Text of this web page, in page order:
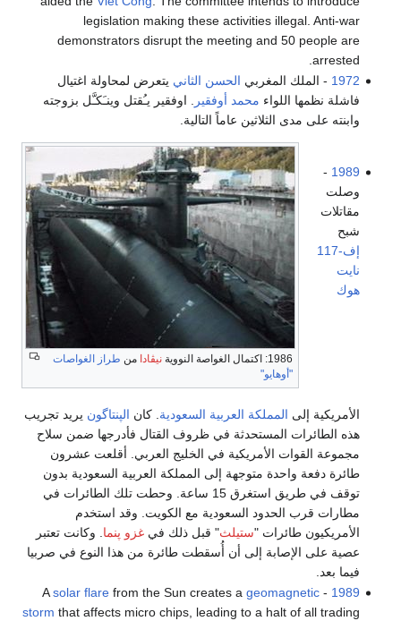
legislation making these activities illegal. Anti-war
demonstrators disrupt the meeting and 50 people are
arrested.
1972 - الملك المغربي الحسن الثاني يتعرض لمحاولة اغتيال
فاشلة نظمها اللواء محمد أوفقير
. اوفقير يـُقتل وينـَكـَّل بزوجته
وابنته على مدى الثلاثين عاماً التالية.
1986: اكتمال الغواصة النووية نيڤادا من طراز الغواصات
"أوهايو"
1989
-
وصلت
مقاتلات
شبح
إف-117
نايت
هوك
الأمريكية إلى المملكة العربية السعودية . كان الپنتاگون يريد تجريب
هذه الطائرات المستحدثة في ظروف القتال فأدرجها ضمن سلاح
مجموعة القوات الأمريكية في الخليج العربي. أقلعت عشرون
طائرة دفعة واحدة متوجهة إلى المملكة العربية السعودية بدون
توقف في طريق استغرق 15 ساعة. وحطت تلك الطائرات في
مطارات قرب الحدود السعودية مع الكويت. وقد استخدم
الأمريكيون طائرات "ستيلث" قبل ذلك فيغزو پنما . وكانت تعتبر
عصية على الإصابة إلى أن أُسقطت طائرة من هذا النوع في صربيا
فيما بعد.
1989
- A
solar flarefrom the Sun creates a geomagnetic
storm that affects micro chips, leading to a halt of all trading